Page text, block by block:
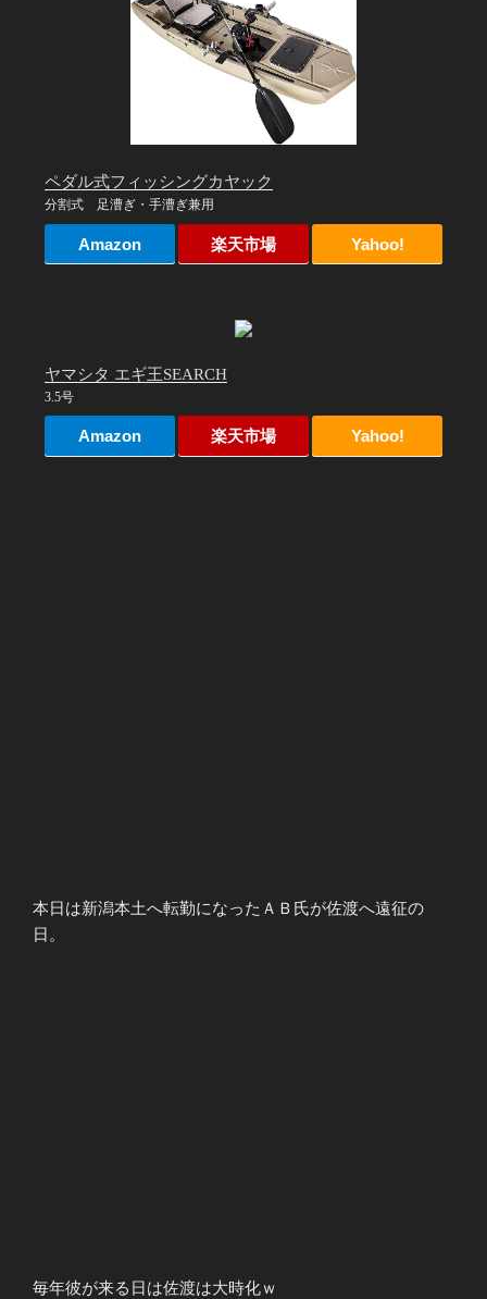
ペダル式フィッシングカヤック
分割式 足漕ぎ・手漕ぎ兼用
Amazon 楽天市場 Yahoo!
ヤマシタ エギ王SEARCH
3.5号
Amazon 楽天市場 Yahoo!
本日は新潟本土へ転勤になったＡＢ氏が佐渡へ遠征の
日。
毎年彼が来る日は佐渡は大時化ｗ